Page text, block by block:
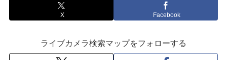
X Facebook
ライブカメラ検索マップをフォローする